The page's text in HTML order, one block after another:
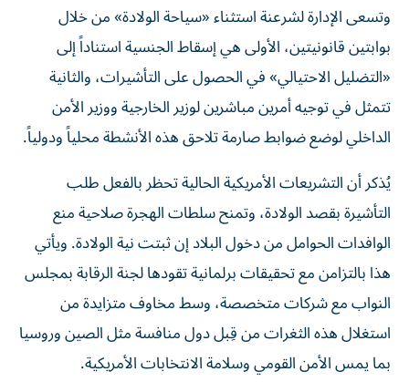
وتسعى الإدارة لشرعنة استثناء «سياحة الولادة» من خلال
بوابتين قانونيتين، الأولى هي إسقاط الجنسية استناداً إلى
«التضليل الاحتيالي» في الحصول على التأشيرات، والثانية
تتمثل في توجيه أمرين مباشرين لوزير الخارجية ووزير الأمن
الداخلي لوضع ضوابط صارمة تلاحق هذه الأنشطة محلياً ودولياً.
يُذكر أن التشريعات الأمريكية الحالية تحظر بالفعل طلب
التأشيرة بقصد الولادة، وتمنح سلطات الهجرة صلاحية منع
الوافدات الحوامل من دخول البلاد إن ثبتت نية الولادة. ويأتي
هذا بالتزامن مع تحقيقات برلمانية تقودها لجنة الرقابة بمجلس
النواب مع شركات متخصصة، وسط مخاوف متزايدة من
استغلال هذه الثغرات من قِبل دول منافسة مثل الصين وروسيا
بما يمس الأمن القومي وسلامة الانتخابات الأمريكية.